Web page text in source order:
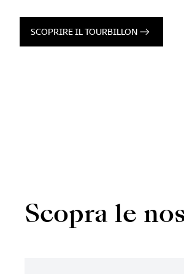
SCOPRIRE IL TOURBILLON
Scopra le